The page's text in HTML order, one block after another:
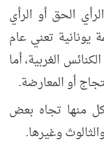
الحق أو الرأي
يونانية تعني عام
الغربية، أما
أو المعارضة.
منها تجاه بعض
وغيرها.